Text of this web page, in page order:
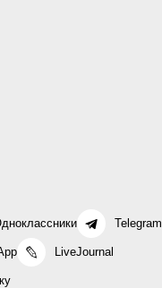
Telegram
LiveJournal